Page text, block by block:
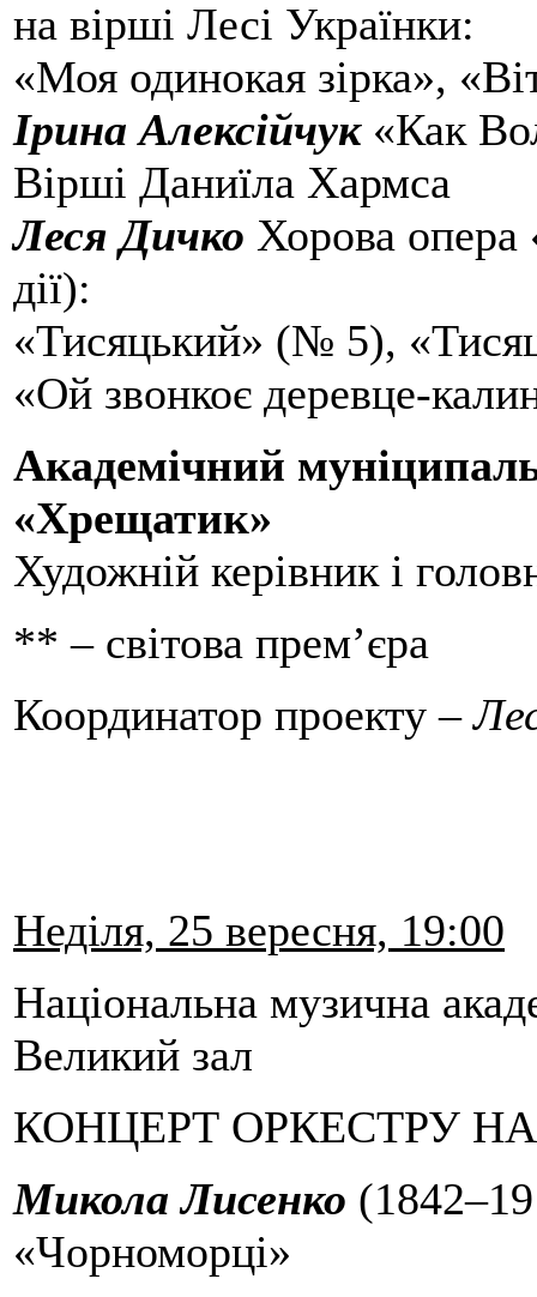
на вірші Лесі Українки:
«Моя одинокая зірка»,
Ірина Алексійчук«Как
Вірші Даниїла Хармса
Леся Дичко Хорова опера
дії):
«Тисяцький» (№ 5),
«Ой звонкоє деревце-
Академічний
«Хрещатик»
Художній керівник і
** – світова прем’єра
Координатор проекту –
Неділя, 25 вересня, 19:00
Національна музична
Великий зал
КОНЦЕРТ ОРКЕСТРУ
Микола Лисенко
«Чорноморці»